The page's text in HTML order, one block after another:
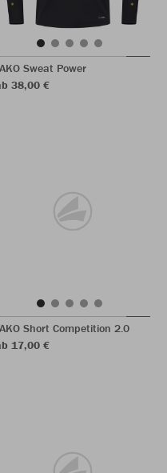
Sweat Power
38,00 €
Short Competition 2.0
17,00 €